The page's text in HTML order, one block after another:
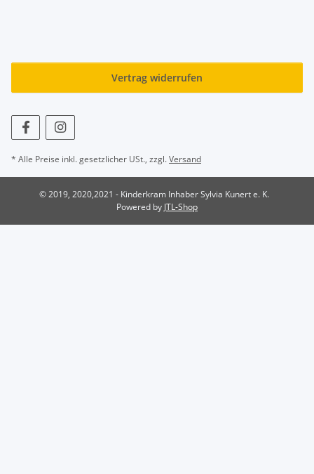
Vertrag widerrufen
* Alle Preise inkl. gesetzlicher USt., zzgl.Versand
© 2019, 2020,2021 - Kinderkram Inhaber Sylvia Kunert e. K.
Powered by JTL-Shop